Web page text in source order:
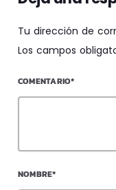
Tu dirección de
Los campos
COMENTARIO*
NOMBRE*